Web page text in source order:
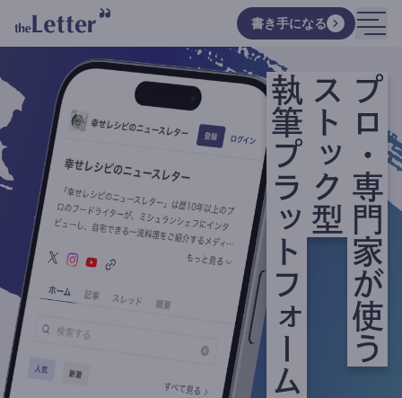
書き手になる
プロ・専門家が使う
ストック型
執筆プラットフォーム